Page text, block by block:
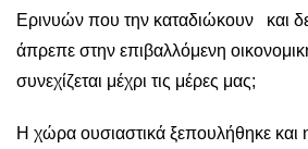
Ερινυών που την καταδιώκουν και
άπρεπε στην επιβαλλόμενη
συνεχίζεται μέχρι τις μέρες μας;
Η χώρα ουσιαστικά ξεπουλήθηκε και